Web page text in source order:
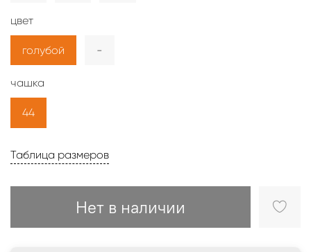
Таблица размеров
Нет в наличии
цвет
голубой -
чашка
44